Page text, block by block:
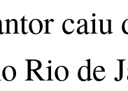
caiu
Rio de